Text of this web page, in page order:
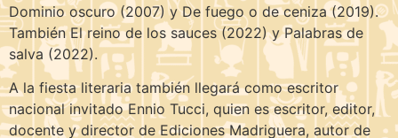
Dominio oscuro (2007) y De fuego o de ceniza (2019).
También El reino de los sauces (2022) y Palabras de
salva (2022).
A la fiesta literaria también llegará como escritor
nacional invitado Ennio Tucci, quien es escritor, editor,
docente y director de Ediciones Madriguera, autor de